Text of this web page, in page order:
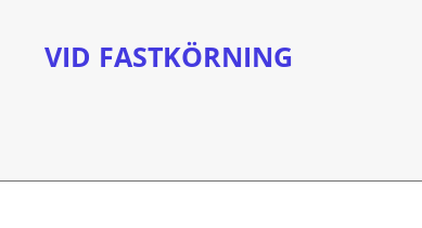
VID FASTKÖRNING